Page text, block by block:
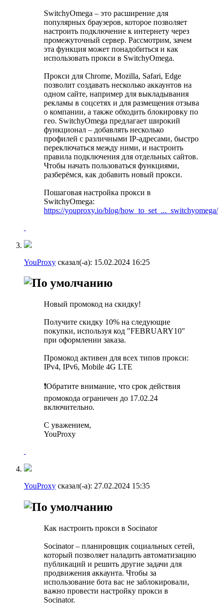
SwitchyOmega – это расширение для
популярных браузеров, которое позволяет
настроить подключение к интернету через
промежуточный сервер. Рассмотрим, зачем
эта функция может понадобиться и как
использовать прокси в SwitchyOmega.
Прокси для Chrome, Mozilla, Safari, Edge
позволит создавать несколько аккаунтов на
одном сайте, например для выкладывания
рекламы в соцсетях и для размещения отзыва
о компании, а также обходить блокировку по
гео. SwitchyOmega предлагает широкий
функционал – добавлять несколько
профилей с различными IP-адресами, быстро
переключаться между ними, и настроить
правила подключения для отдельных сайтов.
Чтобы начать пользоваться функциями,
разберёмся, как добавить новый прокси.
Пошаговая настройка прокси в
SwitchyOmega:
https://youproxy.io/blog/how_to_set_..._switchyomega/
YouProxy сказал(-а): 15.02.2024 16:25
Новый промокод на скидку!
Получите скидку 10% на следующие
покупки, используя код "FEBRUARY10"
при оформлении заказа.
Промокод активен для всех типов прокси:
IPv4, IPv6, Mobile 4G LTE
❗️Обратите внимание, что срок действия
промокода ограничен до 17.02.24
включительно.
С уважением,
YouProxy
YouProxy сказал(-а): 27.02.2024 15:35
Как настроить прокси в Socinator
Socinator – планировщик социальных сетей,
который позволяет наладить автоматизацию
публикаций и решить другие задачи для
продвижения аккаунта. Чтобы за
использование бота вас не заблокировали,
важно провести настройку прокси в
Socinator.